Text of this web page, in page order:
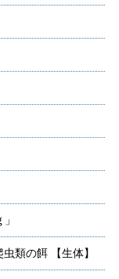
類の餌 【生体】